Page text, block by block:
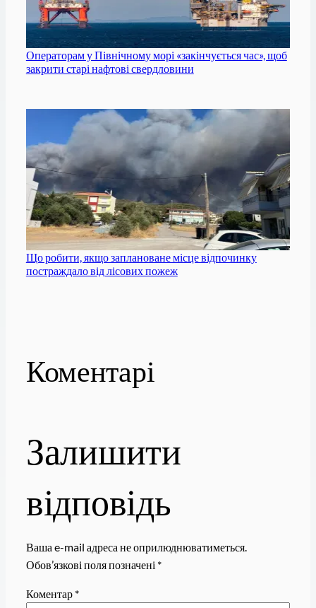
Операторам у Північному морі «закінчується час», щоб
закрити старі нафтові свердловини
Що робити, якщо заплановане місце відпочинку
постраждало від лісових пожеж
Коментарі
Залишити
відповідь
Ваша e-mail адреса не оприлюднюватиметься.
Обов’язкові поля позначені *
Коментар *